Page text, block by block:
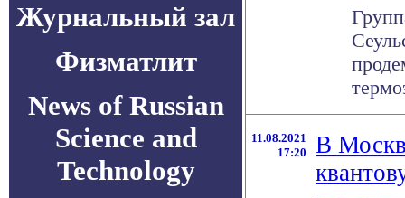
Журнальный зал
Физматлит
News of Russian
Science and
Technology
11.08.2021
17:20
В